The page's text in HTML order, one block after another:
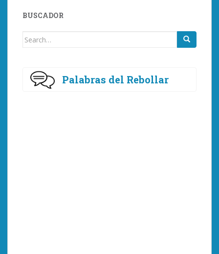
BUSCADOR
Search
Palabras del Rebollar